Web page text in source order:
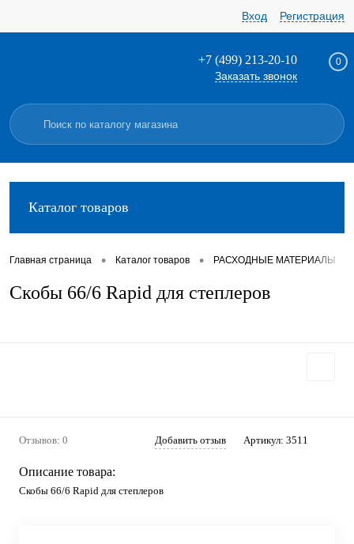
Вход Регистрация
+7 (499) 213-20-10
Заказать звонок
0
Каталог товаров
Главная страница • Каталог товаров • РАСХОДНЫЕ МАТЕРИАЛЫ
Скобы 66/6 Rapid для степлеров
Отзывов: 0 Добавить отзыв Артикул: 3511
Описание товара:
Скобы 66/6 Rapid для степлеров